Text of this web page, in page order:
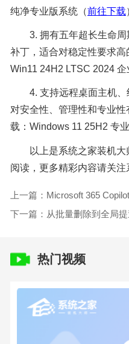
纯净专业版系统（前往下载
3. 拥有五年超长生命周
补丁，适合对稳定性要求高
Win11 24H2 LTSC 2024 企
4. 支持远程桌面主机、
对安全性、管理性和专业
载：Windows 11 25H2 专
以上是系统之家装机大
阅读，更多精彩内容请关注
热门视频